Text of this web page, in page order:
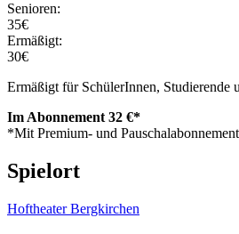
Senioren:
35€
Ermäßigt:
30€
Ermäßigt für SchülerInnen, Studierende
Im Abonnement 32 €*
*Mit Premium- und
Spielort
Hoftheater Bergkirchen